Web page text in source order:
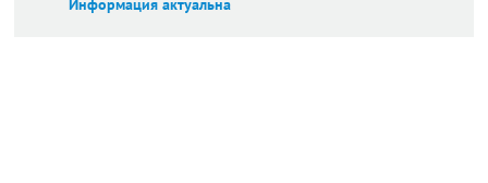
Информация актуальна